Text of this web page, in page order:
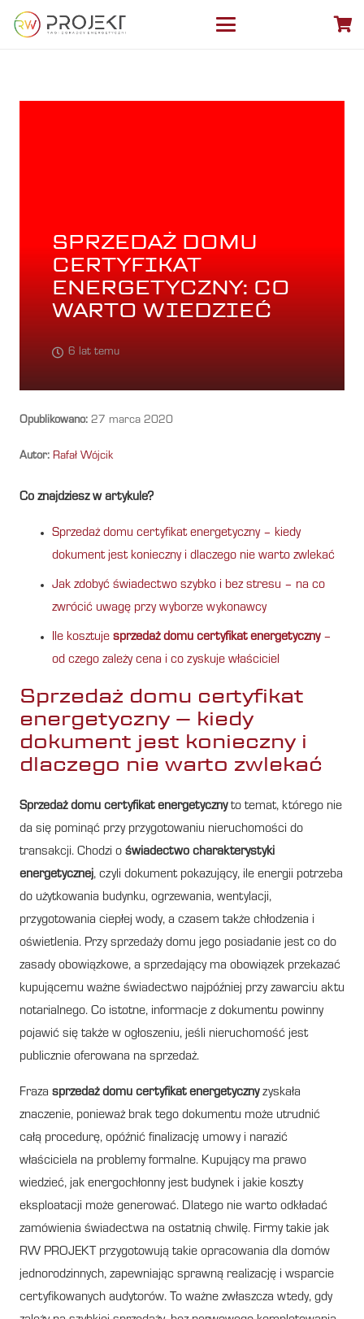
SPRZEDAŻ DOMU
CERTYFIKAT
ENERGETYCZNY: CO
WARTO WIEDZIEĆ
6 lat temu
Opublikowano: 27 marca 2020
Autor: Rafał Wójcik
Co znajdziesz w artykule?
Sprzedaż domu certyfikat energetyczny – kiedy
dokument jest konieczny i dlaczego nie warto zwlekać
Jak zdobyć świadectwo szybko i bez stresu – na co
zwrócić uwagę przy wyborze wykonawcy
Ile kosztuje sprzedaż domu certyfikat energetyczny–
od czego zależy cena i co zyskuje właściciel
Sprzedaż domu certyfikat
energetyczny – kiedy
dokument jest konieczny i
dlaczego nie warto zwlekać
Sprzedaż domu certyfikat energetycznyto temat, którego nie
da się pominąć przy przygotowaniu nieruchomości do
transakcji. Chodzi o świadectwo charakterystyki
energetycznej, czyli dokument pokazujący, ile energii potrzeba
do użytkowania budynku, ogrzewania, wentylacji,
przygotowania ciepłej wody, a czasem także chłodzenia i
oświetlenia. Przy sprzedaży domu jego posiadanie jest co do
zasady obowiązkowe, a sprzedający ma obowiązek przekazać
kupującemu ważne świadectwo najpóźniej przy zawarciu aktu
notarialnego. Co istotne, informacje z dokumentu powinny
pojawić się także w ogłoszeniu, jeśli nieruchomość jest
publicznie oferowana na sprzedaż.
Fraza sprzedaż domu certyfikat energetycznyzyskała
znaczenie, ponieważ brak tego dokumentu może utrudnić
całą procedurę, opóźnić finalizację umowy i narazić
właściciela na problemy formalne. Kupujący ma prawo
wiedzieć, jak energochłonny jest budynek i jakie koszty
eksploatacji może generować. Dlatego nie warto odkładać
zamówienia świadectwa na ostatnią chwilę. Firmy takie jak
RW PROJEKT przygotowują takie opracowania dla domów
jednorodzinnych, zapewniając sprawną realizację i wsparcie
certyfikowanych audytorów. To ważne zwłaszcza wtedy, gdy